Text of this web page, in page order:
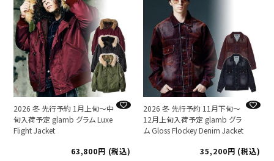
2026 冬 先行予約 1月上旬～中
旬入荷予定 glamb グラム Luxe
Flight Jacket
63,800
税込
2026 冬 先行予約 11月下旬～
12月上旬入荷予定 glamb グラ
ム Gloss Flockey Denim Jacket
35,200
税込